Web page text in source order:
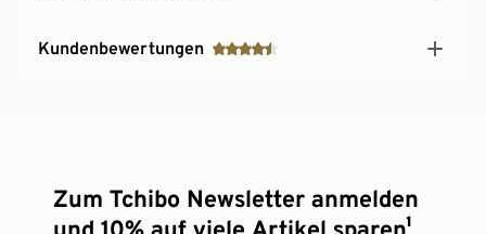
Kundenbewertungen
Zum Tchibo Newsletter anmelden
und 10% auf viele Artikel sparen¹